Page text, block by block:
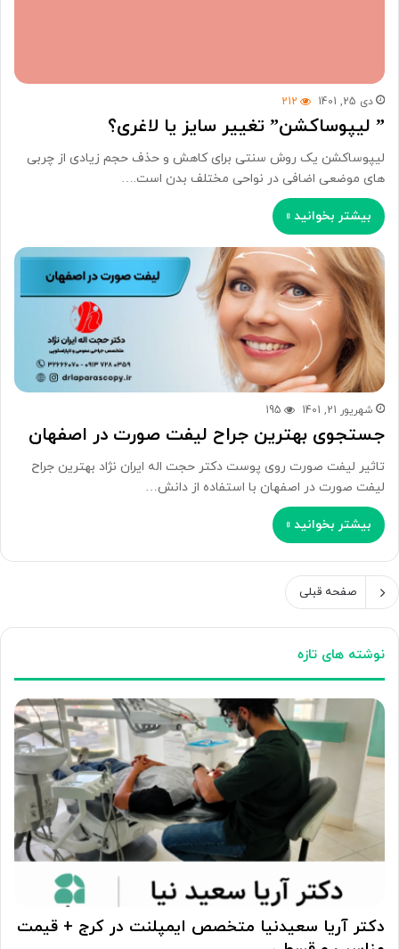
دی 25, 1401 212
” لیپوساکشن” تغییر سایز یا لاغری؟
لیپوساکشن یک روش سنتی برای کاهش و حذف حجم زیادی از چربی
های موضعی اضافی در نواحی مختلف بدن است.…
بیشتر بخوانید »
شهریور 21, 1401 195
جستجوی بهترین جراح لیفت صورت در اصفهان
تاثیر لیفت صورت روی پوست دکتر حجت اله ایران نژاد بهترین جراح
لیفت صورت در اصفهان با استفاده از دانش…
بیشتر بخوانید »
صفحه قبلی
نوشته های تازه
دکتر آریا سعیدنیا متخصص ایمپلنت در کرج + قیمت